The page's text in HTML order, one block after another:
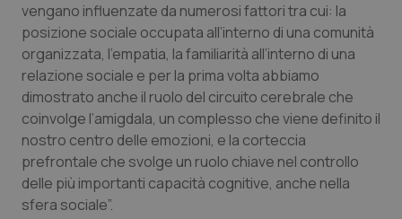
Tumore ovarico
Tumori del Polmone & Testa Collo
Tumori gastrointestinali
Ulcera & Reflusso
Vaccini
vengano influenzate da numerosi fattori tra cui: la
posizione sociale occupata all’interno di una comunità
organizzata, l’empatia, la familiarità all’interno di una
relazione sociale e per la prima volta abbiamo
dimostrato anche il ruolo del circuito cerebrale che
coinvolge l’amigdala, un complesso che viene definito il
nostro centro delle emozioni, e la corteccia
prefrontale che svolge un ruolo chiave nel controllo
delle più importanti capacità cognitive, anche nella
sfera sociale”.